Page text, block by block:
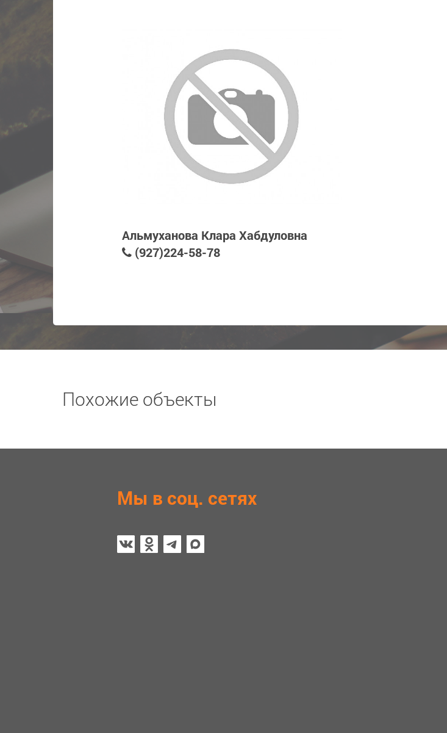
Альмуханова Клара Хабдуловна
(927)224-58-78
Похожие объекты
Мы в соц. сетях